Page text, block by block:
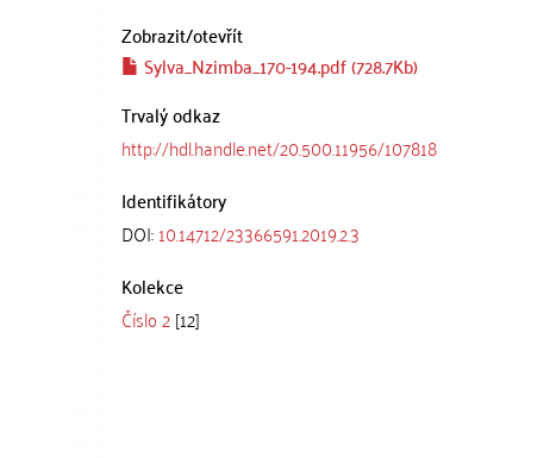
Zobrazit/otevřít
Sylva_Nzimba_170-194.pdf (728.7Kb)
Trvalý odkaz
http://hdl.handle.net/20.500.11956/107818
Identifikátory
DOI:10.14712/23366591.2019.2.3
Kolekce
Číslo 2[12]